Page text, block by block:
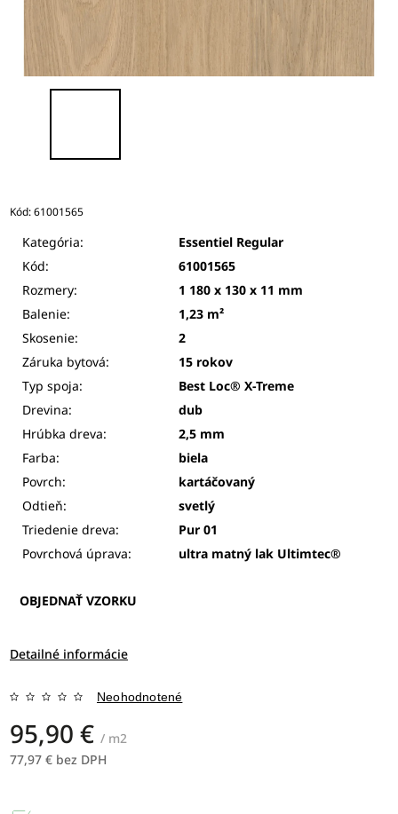
Kód:61001565
Kategória:
Essentiel Regular
Kód:
61001565
Rozmery:
1 180 x 130 x 11 mm
Balenie:
1,23 m²
Skosenie:
2
Záruka bytová:
15 rokov
Typ spoja:
Best Loc® X-Treme
Drevina:
dub
Hrúbka dreva:
2,5 mm
Farba:
biela
Povrch:
kartáčovaný
Odtieň:
svetlý
Triedenie dreva:
Pur 01
Povrchová úprava:
ultra matný lak Ultimtec®
OBJEDNAŤ VZORKU
Detailné informácie
Neohodnotené
95,90 € / m2
77,97 € bez DPH